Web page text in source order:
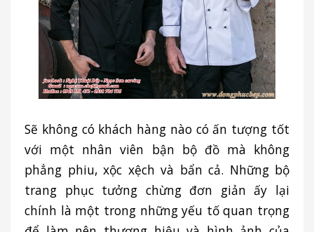
Sẽ không có khách hàng nào có ấn tượng tốt
với một nhân viên bận bộ đồ mà không
phẳng phiu, xộc xệch và bẩn cả. Những bộ
trang phục tưởng chừng đơn giản ấy lại
chính là một trong những yếu tố quan trọng